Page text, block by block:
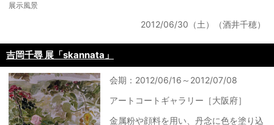
展示風景
2012/06/30（土）（酒井千穂）
吉岡千尋 展「skannata」
会期：2012/06/16～2012/07/08
アートコートギャラリー［大阪府］
金属粉や顔料を用い、丹念に色を塗り込